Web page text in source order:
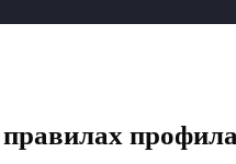
правилах